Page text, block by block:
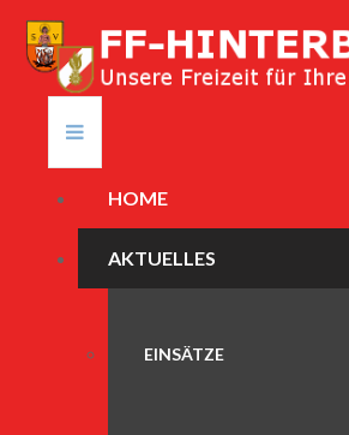
HOME
AKTUELLES
EINSÄTZE